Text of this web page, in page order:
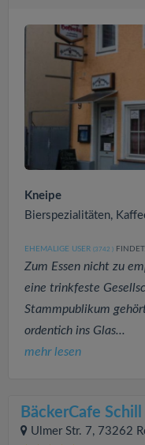
Kneipe
Bierspezialitäten,
EHEMALIGE USER (3742 ) FINDET:
Zum Essen nicht zu
eine trinkfeste
Stammpublikum
ordentich ins Glas...
mehr lesen
BäckerCafe Schill
Ulmer Str. 7, 73262